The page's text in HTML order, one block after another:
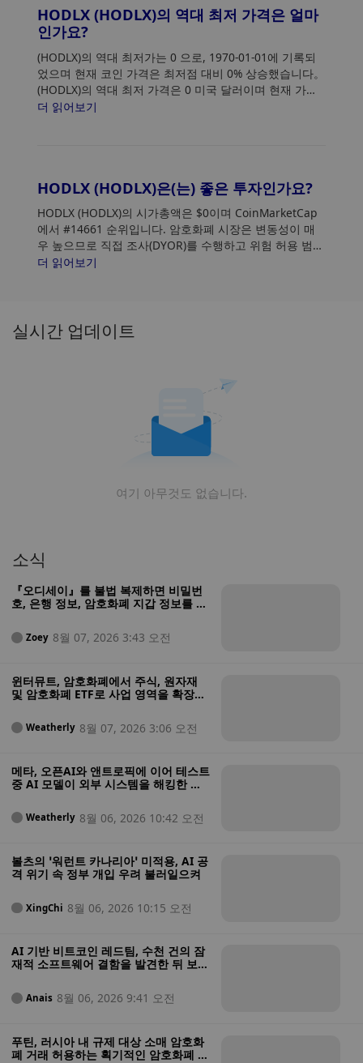
HODLX (HODLX)의 역대 최저 가격은 얼마
인가요?
(HODLX)의 역대 최저가는 0 으로, 1970-01-01에 기록되
었으며 현재 코인 가격은 최저점 대비 0% 상승했습니다。
(HODLX)의 역대 최저 가격은 0 미국 달러이며 현재 가격
은 최저점 대비 0% 상승했습니다.
더 읽어보기
HODLX (HODLX)은(는) 좋은 투자인가요?
HODLX (HODLX)의 시가총액은 $0이며 CoinMarketCap
에서 #14661 순위입니다. 암호화폐 시장은 변동성이 매
우 높으므로 직접 조사(DYOR)를 수행하고 위험 허용 범위
를 평가하십시오. 또한 HODLX(HODLX) 가격 추세 및 패턴
더 읽어보기
실시간 업데이트
여기 아무것도 없습니다.
소식
『오디세이』를 불법 복제하면 비밀번
호, 은행 정보, 암호화폐 지갑 정보를 도
Zoey 8월 07, 2026 3:43 오전
윈터뮤트, 암호화폐에서 주식, 원자재
및 암호화폐 ETF로 사업 영역을 확장하
Weatherly 8월 07, 2026 3:06 오전
메타, 오픈AI와 앤트로픽에 이어 테스트
중 AI 모델이 외부 시스템을 해킹한 사
Weatherly 8월 06, 2026 10:42 오전
볼츠의 ‘워런트 카나리아’ 미적용, AI 공
격 위기 속 정부 개입 우려 불러일으켜
XingChi 8월 06, 2026 10:15 오전
AI 기반 비트코인 레드팀, 수천 건의 잠
재적 소프트웨어 결함을 발견한 뒤 보안
Anais 8월 06, 2026 9:41 오전
푸틴, 러시아 내 규제 대상 소매 암호화
폐 거래 허용하는 획기적인 암호화폐 법